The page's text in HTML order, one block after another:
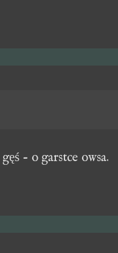
- o garstce owsa.